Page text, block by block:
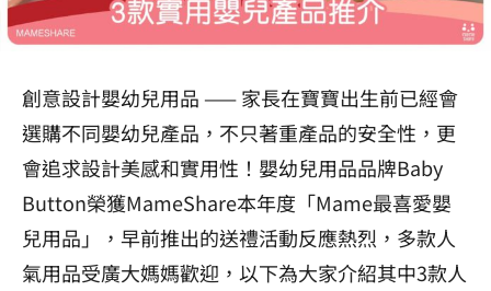
創意設計嬰幼兒用品 —— 家長在寶寶出生前已經會
選購不同嬰幼兒產品，不只著重產品的安全性，更
會追求設計美感和實用性！嬰幼兒用品品牌Baby
Button榮獲MameShare本年度「Mame最喜愛嬰
兒用品」，早前推出的送禮活動反應熱烈，多款人
氣用品受廣大媽媽歡迎，以下為大家介紹其中3款人